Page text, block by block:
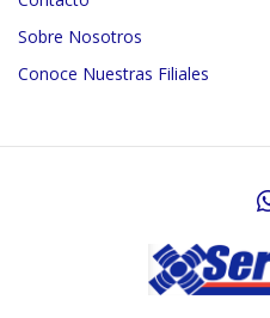
Sobre Nosotros
Conoce Nuestras Filiales